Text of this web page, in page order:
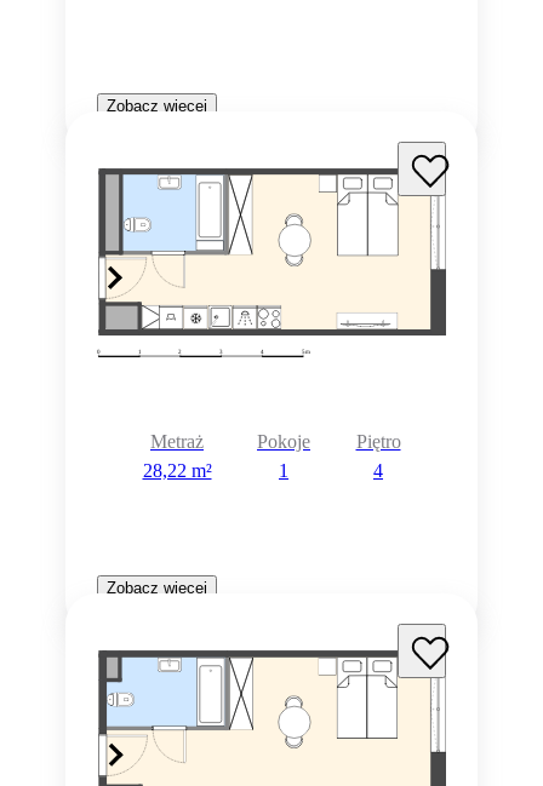
Zobacz więcej
Metraż
28,22 m²
Pokoje
1
Piętro
4
Zobacz więcej